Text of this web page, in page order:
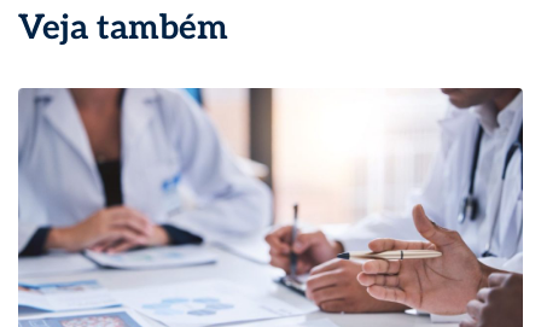
Veja também